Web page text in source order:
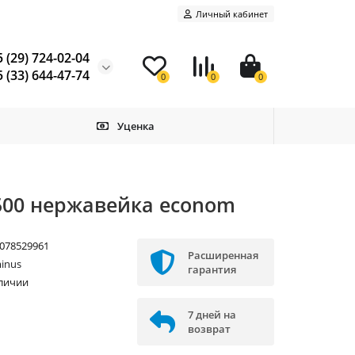
Личный кабинет
(29) 724-02-04
(33) 644-47-74
0 0 0
Уценка
нержавейка econom
Расширенная
гарантия
7 дней на
возврат